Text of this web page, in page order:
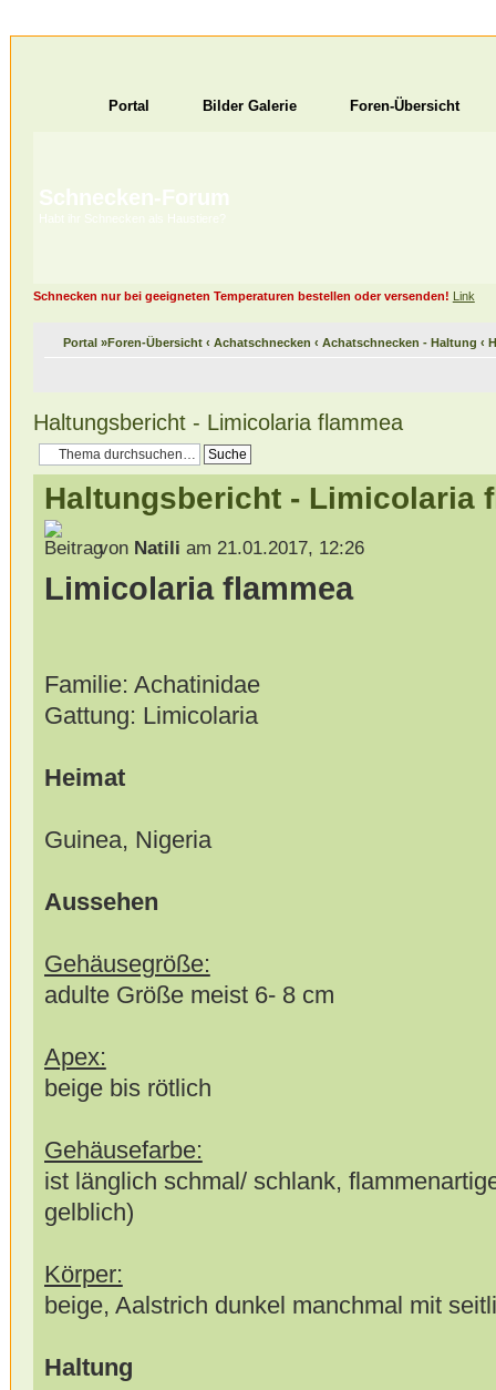
Portal Bilder Galerie Foren-Übersicht
Schnecken-Forum
Habt ihr Schnecken als Haustiere?
Schnecken nur bei geeigneten Temperaturen bestellen oder versenden! Link
Portal»Foren-Übersicht ‹ Achatschnecken ‹ Achatschnecken - Haltung ‹
Haltungsbericht - Limicolaria flammea
Haltungsbericht - Limicolaria
von Natili am 21.01.2017, 12:26
Limicolaria flammea
Familie: Achatinidae
Gattung: Limicolaria
Heimat
Guinea, Nigeria
Aussehen
Gehäusegröße:
adulte Größe meist 6- 8 cm
Apex:
beige bis rötlich
Gehäusefarbe:
ist länglich schmal/ schlank,
gelblich)
Körper:
beige, Aalstrich dunkel manchmal mit
Haltung